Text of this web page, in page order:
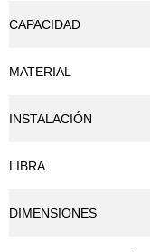
CAPACIDAD
MATERIAL
INSTALACIÓN
LIBRA
DIMENSIONES